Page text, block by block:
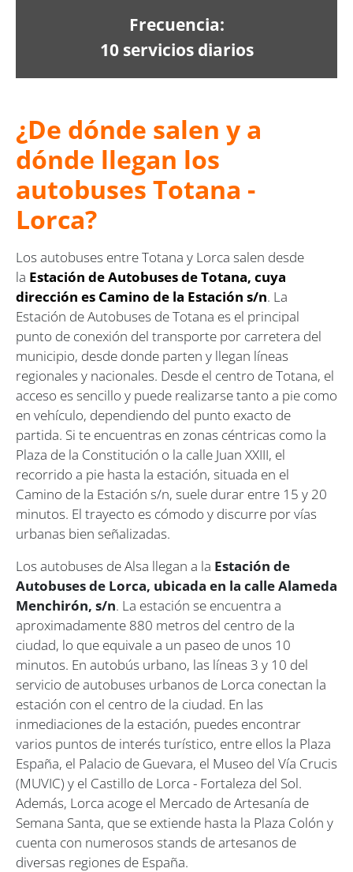
Frecuencia:
10 servicios diarios
¿De dónde salen y a
dónde llegan los
autobuses Totana -
Lorca?
Los autobuses entre Totana y Lorca salen desde
la Estación de Autobuses de Totana, cuya
dirección es Camino de la Estación s/n. La
Estación de Autobuses de Totana es el principal
punto de conexión del transporte por carretera del
municipio, desde donde parten y llegan líneas
regionales y nacionales. Desde el centro de Totana, el
acceso es sencillo y puede realizarse tanto a pie como
en vehículo, dependiendo del punto exacto de
partida. Si te encuentras en zonas céntricas como la
Plaza de la Constitución o la calle Juan XXIII, el
recorrido a pie hasta la estación, situada en el
Camino de la Estación s/n, suele durar entre 15 y 20
minutos. El trayecto es cómodo y discurre por vías
urbanas bien señalizadas.
Los autobuses de Alsa llegan a la Estación de
Autobuses de Lorca, ubicada en la calle Alameda
Menchirón, s/n. La estación se encuentra a
aproximadamente 880 metros del centro de la
ciudad, lo que equivale a un paseo de unos 10
minutos. En autobús urbano, las líneas 3 y 10 del
servicio de autobuses urbanos de Lorca conectan la
estación con el centro de la ciudad. En las
inmediaciones de la estación, puedes encontrar
varios puntos de interés turístico, entre ellos la Plaza
España, el Palacio de Guevara, el Museo del Vía Crucis
(MUVIC) y el Castillo de Lorca - Fortaleza del Sol.
Además, Lorca acoge el Mercado de Artesanía de
Semana Santa, que se extiende hasta la Plaza Colón y
cuenta con numerosos stands de artesanos de
diversas regiones de España.